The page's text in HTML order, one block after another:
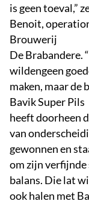
is geen toeval,”
Benoit,
Brouwerij
De Brabandere.
wildengeen
maken, maar de
Bavik Super Pils
heeft doorheen
van
gewonnen en
om zijn verfijnde
balans. Die lat
ook halen met